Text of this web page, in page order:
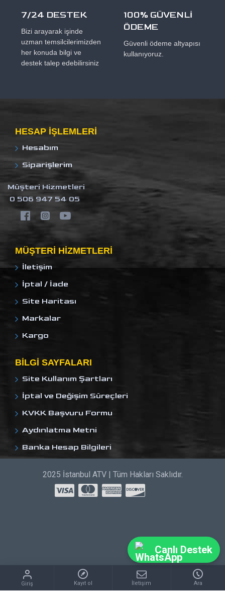
7/24 DESTEK
Bizi arayarak işinde
uzman temsilcilerimizden
her konuda bilgi ve
destek talep edebilirsiniz
100% GÜVENLİ
ÖDEME
Güvenli ödeme altyapısı
kullanıyoruz.
HESAP IŞLEMLERI
Hesabım
Siparişlerim
Müşteri Hizmetleri
0 506 947 54 05
MÜŞTERI HIZMETLERI
İletişim
İptal / İade
Site Haritası
Markalar
Kargo
BILGI SAYFALARI
Site Kullanım Şartları
İptal ve Değişim Süreçleri
KVKK Başvuru Formu
Aydınlatma Metni
Banka Hesap Bilgileri
2025 İstanbul ATV | Tüm Hakları Saklıdır.
Giriş Kayıt ol İletişim Ara
Canlı Destek